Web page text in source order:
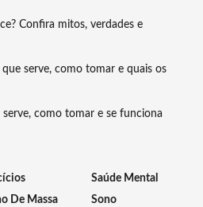
Confira mitos, verdades e
serve, como tomar e quais os
como tomar e se funciona
De Massa
Saúde Mental
Sono